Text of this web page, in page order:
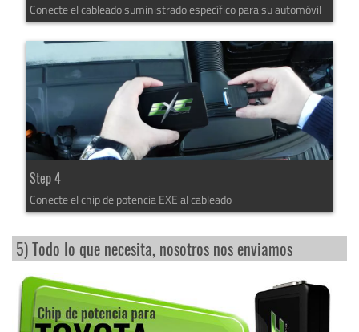
Conecte el cableado suministrado específico para su automóvil
Step 4
Conecte el chip de potencia EXE al cableado
5) Todo lo que necesita, nosotros nos enviamos